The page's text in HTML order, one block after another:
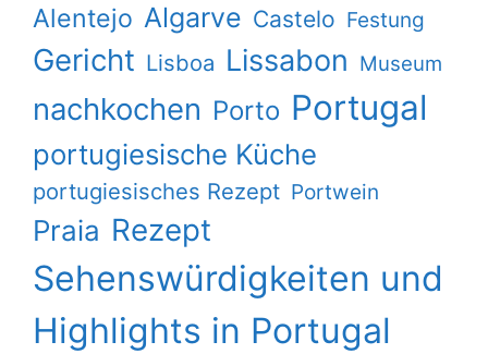
Alentejo Algarve Castelo Festung
Gericht Lisboa Lissabon Museum
nachkochen Porto Portugal
portugiesische Küche
portugiesisches Rezept Portwein
Praia Rezept
Sehenswürdigkeiten und
Highlights in Portugal